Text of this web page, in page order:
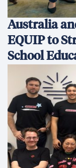
Australia
EQUIP to
School